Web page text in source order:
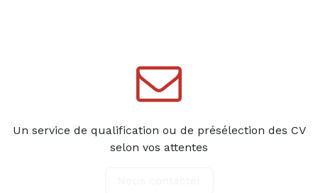
Un service de qualification ou de présélection des CV
selon vos attentes